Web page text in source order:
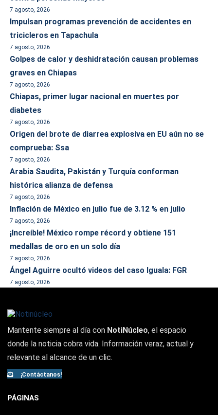
7 agosto, 2026
Impulsan programas prevención de accidentes en
tricicleros en Tapachula
7 agosto, 2026
Golpes de calor y deshidratación causan problemas
graves en Chiapas
7 agosto, 2026
Chiapas, primer lugar nacional en muertes por
diabetes
7 agosto, 2026
Origen del brote de diarrea explosiva en EU aún no se
comprueba: Ssa
7 agosto, 2026
Arabia Saudita, Pakistán y Turquía conforman
histórica alianza de defensa
7 agosto, 2026
Inflación de México en julio fue de 3.12 % en julio
7 agosto, 2026
¡Increíble! México rompe récord y obtiene 151
medallas de oro en un solo día
7 agosto, 2026
Ángel Aguirre ocultó videos del caso Iguala: FGR
7 agosto, 2026
Mantente siempre al día con NotiNúcleo, el espacio
donde la noticia cobra vida. Información veraz, actual y
relevante al alcance de un clic.
¡Contáctanos!
PÁGINAS